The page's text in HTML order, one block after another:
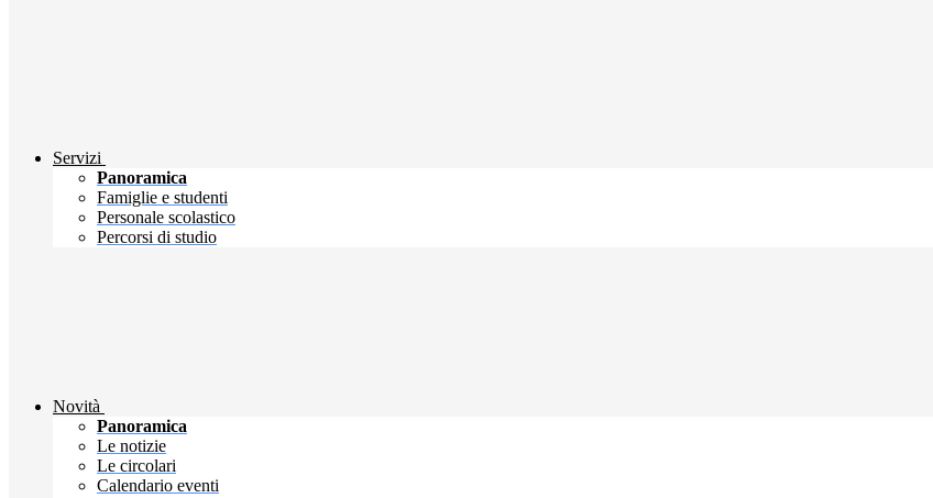
Servizi
Panoramica
Famiglie e studenti
Personale scolastico
Percorsi di studio
Novità
Panoramica
Le notizie
Le circolari
Calendario eventi